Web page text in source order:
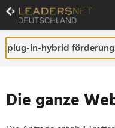
Zum
Inhalt
Zur
Fußzeilen-
Navigation
Die ganze